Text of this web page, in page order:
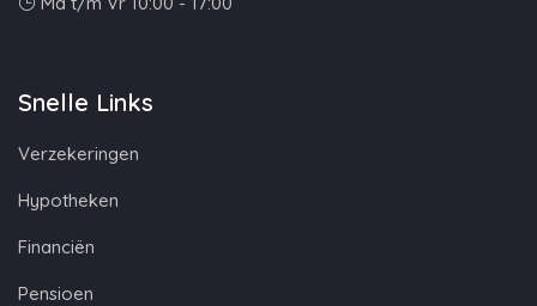
Snelle Links
Verzekeringen
Hypotheken
Financiën
Pensioen